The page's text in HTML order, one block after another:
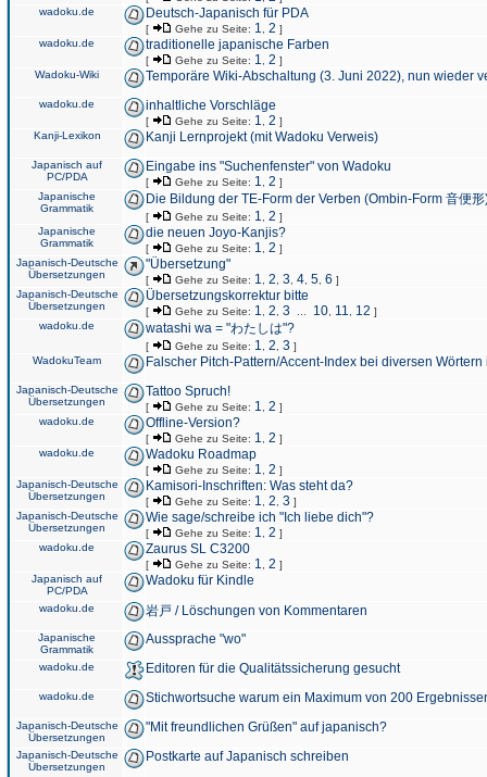
wadoku.de
Deutsch-Japanisch für PDA
[ Gehe zu Seite: 1 2 ]
wadoku.de
traditionelle japanische Farben
[ Gehe zu Seite: 1 2 ]
Wadoku-Wiki
Temporäre Wiki-Abschaltung (3. Juni 2022), nun wieder
wadoku.de inhaltliche Vorschläge
[ Gehe zu Seite: 1 2 ]
Kanji-Lexikon
Kanji Lernprojekt (mit Wadoku Verweis)
Japanisch auf
PC/PDA
Eingabe ins "Suchenfenster" von Wadoku
[ Gehe zu Seite: 1 2 ]
Japanische
Grammatik
Die Bildung der TE-Form der Verben (Ombin-Form 音便形
[ Gehe zu Seite: 1 2 ]
Japanische
Grammatik
die neuen Joyo-Kanjis?
[ Gehe zu Seite: 1 2 ]
Japanisch-Deutsche
Übersetzungen
"Übersetzung"
[ Gehe zu Seite: 1 2 3 4 5 6 ]
Japanisch-Deutsche
Übersetzungen
Übersetzungskorrektur bitte
[ Gehe zu Seite: 1 2 3 10 11 12 ]
wadoku.de
watashi wa = "わたしは"?
[ Gehe zu Seite: 1 2 3 ]
WadokuTeam
Falscher Pitch-Pattern/Accent-Index bei diversen
Japanisch-Deutsche
Übersetzungen
Tattoo Spruch!
[ Gehe zu Seite: 1 2 ]
wadoku.de
Offline-Version?
[ Gehe zu Seite: 1 2 ]
wadoku.de
Wadoku Roadmap
[ Gehe zu Seite: 1 2 ]
Japanisch-Deutsche
Übersetzungen
Kamisori-Inschriften: Was steht da?
[ Gehe zu Seite: 1 2 3 ]
Japanisch-Deutsche
Übersetzungen
Wie sage/schreibe ich "Ich liebe dich"?
[ Gehe zu Seite: 1 2 ]
wadoku.de
Zaurus SL C3200
[ Gehe zu Seite: 1 2 ]
Japanisch auf
PC/PDA
Wadoku für Kindle
wadoku.de 岩戸 / Löschungen von Kommentaren
Japanische
Grammatik
Aussprache "wo"
wadoku.de Editoren für die Qualitätssicherung gesucht
wadoku.de Stichwortsuche warum ein Maximum von 200
Japanisch-Deutsche
Übersetzungen
"Mit freundlichen Grüßen" auf japanisch?
Japanisch-Deutsche
Übersetzungen
Postkarte auf Japanisch schreiben